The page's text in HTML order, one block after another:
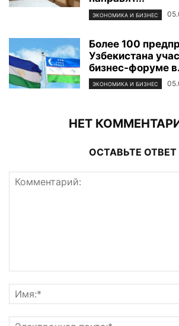
ЭКОНОМИКА И БИЗНЕС
Более 100
Узбекистана
бизнес-форуме
ЭКОНОМИКА И БИЗНЕС
НЕТ
ОСТАВЬТЕ ОТВЕТ